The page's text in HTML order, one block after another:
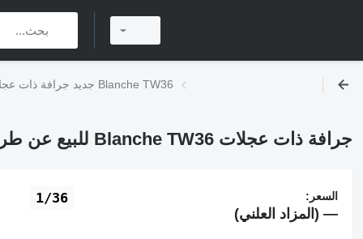
جديد جرافة ذات عجلات Blanche TW36
جرافة ذات عجلات Blanche TW36 للبيع عن طريق المزاد
1/36 السعر:
— (المزاد العلني)